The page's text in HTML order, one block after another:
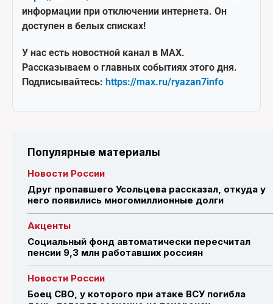
информации при отключении интернета. Он
доступен в белых списках!
У нас есть новостной канал в MAX.
Рассказываем о главных событиях этого дня.
Подписывайтесь: https://max.ru/ryazan7info
Популярные материалы
Новости России
Друг пропавшего Усольцева рассказал, откуда у
него появились многомиллионные долги
Акценты
Социальный фонд автоматически пересчитал
пенсии 9,3 млн работавших россиян
Новости России
Боец СВО, у которого при атаке ВСУ погибла